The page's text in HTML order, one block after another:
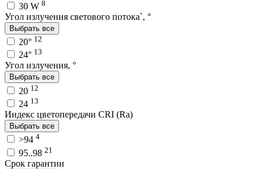
30 W 8
Угол излучения светового потока`, °
Выбрать все
20° 12
24° 13
Угол излучения, °
Выбрать все
20 12
24 13
Индекс цветопередачи CRI (Ra)
Выбрать все
>94 4
95..98 21
Срок гарантии